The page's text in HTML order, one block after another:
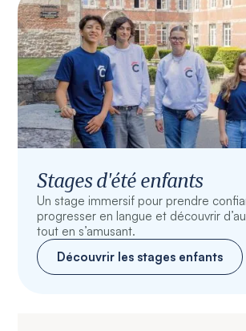
Stages d'été enfants
Un stage immersif pour prendre
progresser en langue et découvrir
tout en s’amusant.
Découvrir les stages enfants